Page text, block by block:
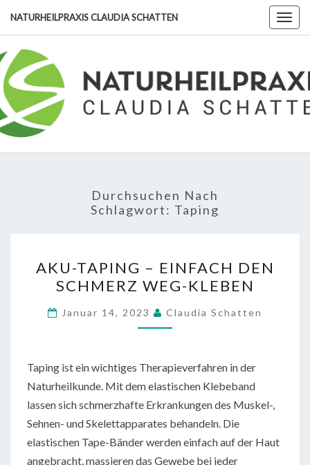
content
NATURHEILPRAXIS CLAUDIA SCHATTEN
Durchsuchen Nach
Schlagwort: Taping
TAPING
–
EINFACH
DEN
WEG-
KLEBEN
AKU-TAPING – EINFACH DEN
SCHMERZ WEG-KLEBEN
Januar 14, 2023 Claudia Schatten
Taping ist ein wichtiges Therapieverfahren in der
Naturheilkunde. Mit dem elastischen Klebeband
lassen sich schmerzhafte Erkrankungen des Muskel-,
Sehnen- und Skelettapparates behandeln. Die
elastischen Tape-Bänder werden einfach auf der Haut
angebracht, massieren das Gewebe bei jeder